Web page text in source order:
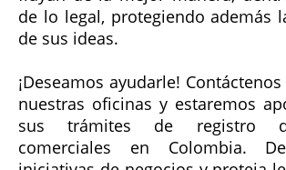
de lo legal, protegiendo además
de sus ideas.
¡Deseamos ayudarle!
nuestras oficinas y estaremos
sus trámites de registro
comerciales en Colombia.